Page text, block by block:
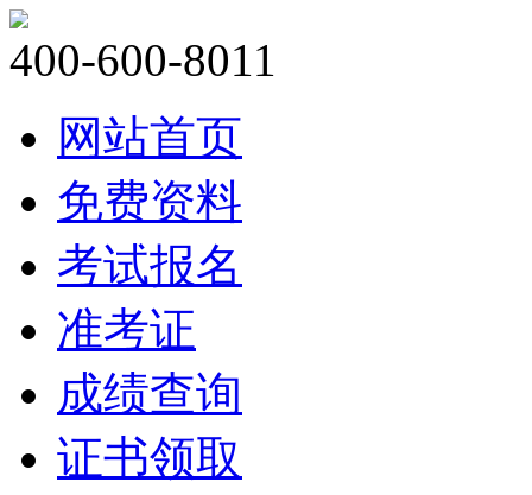
400-600-8011
网站首页
免费资料
考试报名
准考证
成绩查询
证书领取